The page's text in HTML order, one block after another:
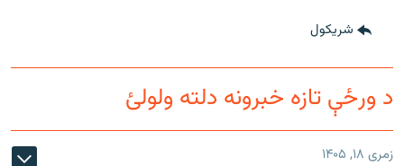
شريکول
د ورځې تازه خبرونه دلته ولولئ
زمری ۱۸, ۱۴۰۵